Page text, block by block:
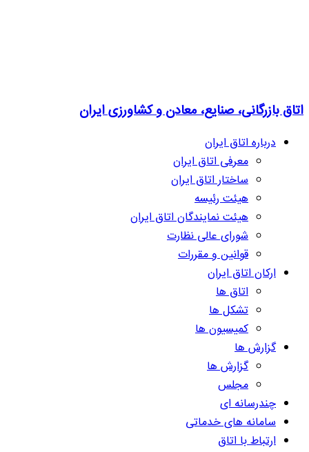
اتاق بازرگانی، صنایع، معادن و کشاورزی ایران
درباره اتاق ایران
معرفی اتاق ایران
ساختار اتاق ایران
هیئت رئیسه
هیئت نمایندگان اتاق ایران
شورای عالی نظارت
قوانین و مقررات
ارکان اتاق ایران
اتاق ها
تشکل ها
کمیسیون ها
گزارش ها
گزارش ها
مجلس
چندرسانه ای
سامانه های خدماتی
ارتباط با اتاق